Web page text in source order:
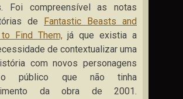
Foi compreensível as notas
de
Fantastic Beasts and
Find Them,já que existia a
de contextualizar uma
com novos personagens
público que não tinha
da obra de 2001.